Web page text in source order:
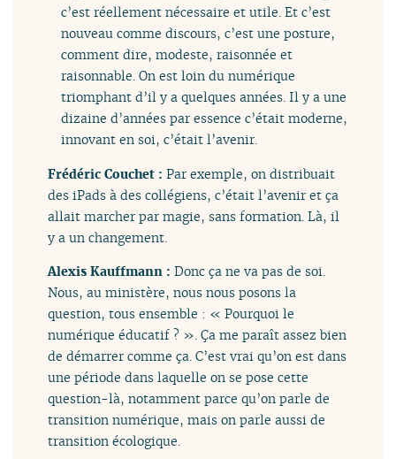
c’est réellement nécessaire et utile. Et c’est
nouveau comme discours, c’est une posture,
comment dire, modeste, raisonnée et
raisonnable. On est loin du numérique
triomphant d’il y a quelques années. Il y a une
dizaine d’années par essence c’était moderne,
innovant en soi, c’était l’avenir.
Frédéric Couchet :Par exemple, on distribuait
des iPads à des collégiens, c’était l’avenir et ça
allait marcher par magie, sans formation. Là, il
y a un changement.
Alexis Kauffmann :Donc ça ne va pas de soi.
Nous, au ministère, nous nous posons la
question, tous ensemble : « Pourquoi le
numérique éducatif ? ». Ça me paraît assez bien
de démarrer comme ça. C’est vrai qu’on est dans
une période dans laquelle on se pose cette
question-là, notamment parce qu’on parle de
transition numérique, mais on parle aussi de
transition écologique.